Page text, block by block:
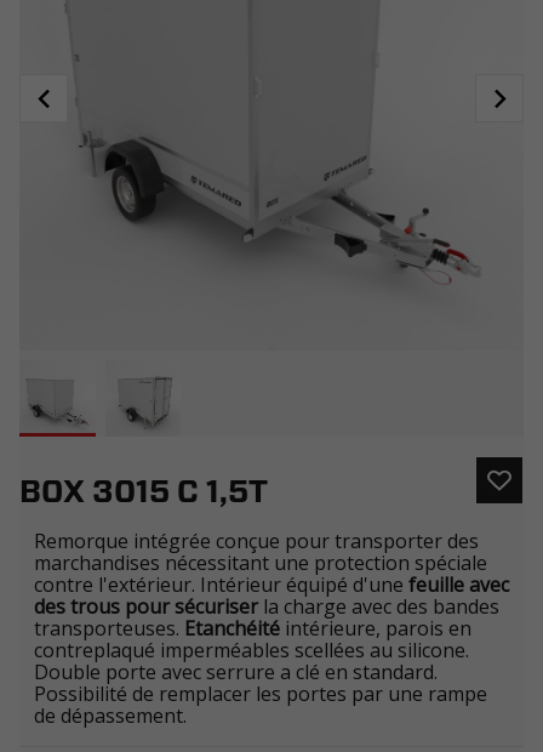
BOX 3015 C 1,5T
Remorque intégrée conçue pour transporter des
marchandises nécessitant une protection spéciale
contre l'extérieur. Intérieur équipé d'une feuille avec
des trous pour sécuriser la charge avec des bandes
transporteuses. Etanchéité intérieure, parois en
contreplaqué imperméables scellées au silicone.
Double porte avec serrure a clé en standard.
Possibilité de remplacer les portes par une rampe
de dépassement.